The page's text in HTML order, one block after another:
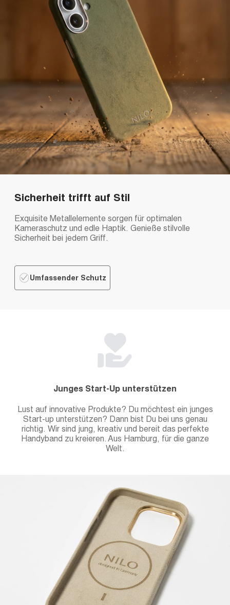
Sicherheit trifft auf Stil
Exquisite Metallelemente sorgen für optimalen
Kameraschutz und edle Haptik. Genieße stilvolle
Sicherheit bei jedem Griff.
Umfassender Schutz
Junges Start-Up unterstützen
Lust auf innovative Produkte? Du möchtest ein junges
Start-up unterstützen? Dann bist Du bei uns genau
richtig. Wir sind jung, kreativ und bereit das perfekte
Handyband zu kreieren. Aus Hamburg, für die ganze
Welt.